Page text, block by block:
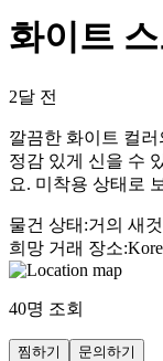
화이트
2달 전
깔끔한 화이트 컬
정감 있게 신을 수
요. 미착용 상태로
물건 상태 :거의 새것
희망 거래 장소:
40명 조회
찜하기 문의하기